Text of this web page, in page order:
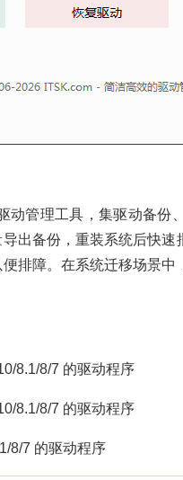
动管理工具，集驱动备份
出备份，重装系统后快
排障。在系统迁移场景
8.1/8/7 的驱动程序
8.1/8/7 的驱动程序
8/7 的驱动程序